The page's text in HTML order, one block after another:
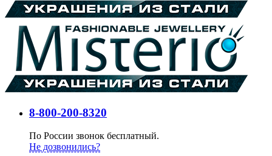
8-800-200-8320
По России звонок бесплатный.
Не дозвонились?